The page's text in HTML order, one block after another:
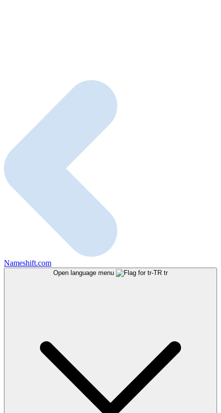
Nameshift.com
Open language menu tr